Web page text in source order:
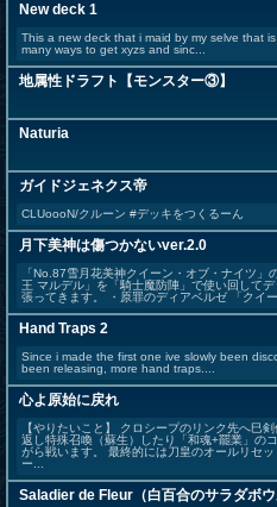
New deck 1
This a new deck that i maid by my selve that
many ways to get xyzs and sinc...
地属性ドラフト【モンスター③】
Naturia
ガイドジェネクス帝
CLUoooN/クルーン #デッキをつくるーん
月下美神は傷つかないver.2.0
「No.87雪月花美神クイーン・オブ・ナイツ」
王 マルデル」を「騎士魔防陣」で使い回して
張ってきます。 ・原罪のディアベルゼ 「クイ
Hand Traps 2
Since i made the first one ive slowly been
been releasing, more hand traps....
心よ原始に戻れ
【やりたいこと】 クロシープのリンク先へ巳
返し特殊召喚（蘇生）したり「和魂+罷業」の
がら戦います。 最終的には刀皇のオールリセ
ー...
Saladier de Fleur（白百合のサラダボウ